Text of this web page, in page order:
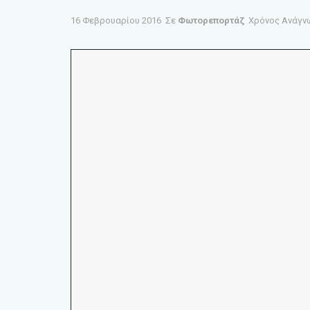
16 Φεβρουαρίου 2016 Σε Φωτορεπορτάζ Χρόνος